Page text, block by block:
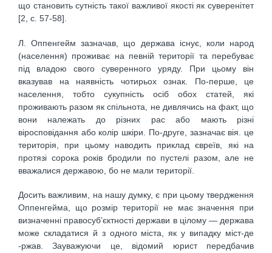
що становить сутність такої важливої якості як суверенітет
[2, c. 57-58].
Л. Оппенгейм зазначав, що держава існує, коли народ
(населення) проживає на певній території та перебуває
під владою свого суверенного уряду. При цьому він
вказував на наявність чотирьох ознак. По-перше, це
населення, тобто сукупність осіб обох статей, які
проживають разом як спільнота, не дивлячись на факт, що
вони належать до різних рас або мають різні
віросповідання або колір шкіри. По-друге, зазначає вія. це
територія, при цьому наводить приклад євреїв, які на
протязі сорока років бродили по пустелі разом, але не
вважалися державою, бо не мали території.
Досить важливим, на нашу думку, є при цьому твердження
Оппенгейма, що розмір території не має значення при
визначенні правосуб’єктності держави в цілому — держава
може складатися й з одного міста, як у випадку міст-де
-ржав. Зауважуючи це, відомий юрист передбачив